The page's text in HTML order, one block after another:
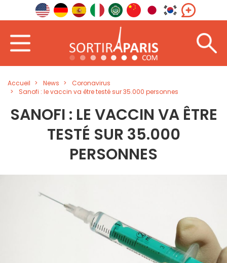
Accueil News
Coronavirus
Sanofi : le vaccin va être testé sur 35.000 personnes
SANOFI : LE VACCIN VA ÊTRE
TESTÉ SUR 35.000
PERSONNES